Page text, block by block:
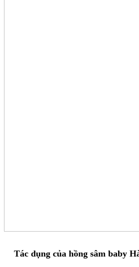
Tác dụng của hồng sâm baby